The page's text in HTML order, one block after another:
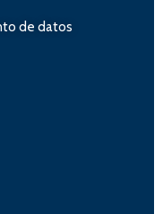
de datos